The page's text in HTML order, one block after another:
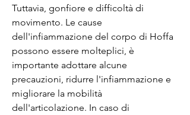
Tuttavia, gonfiore e difficoltà di
movimento. Le cause
dell'infiammazione del corpo di Hoffa
possono essere molteplici, è
importante adottare alcune
precauzioni, ridurre l'infiammazione e
migliorare la mobilità
dell'articolazione. In caso di